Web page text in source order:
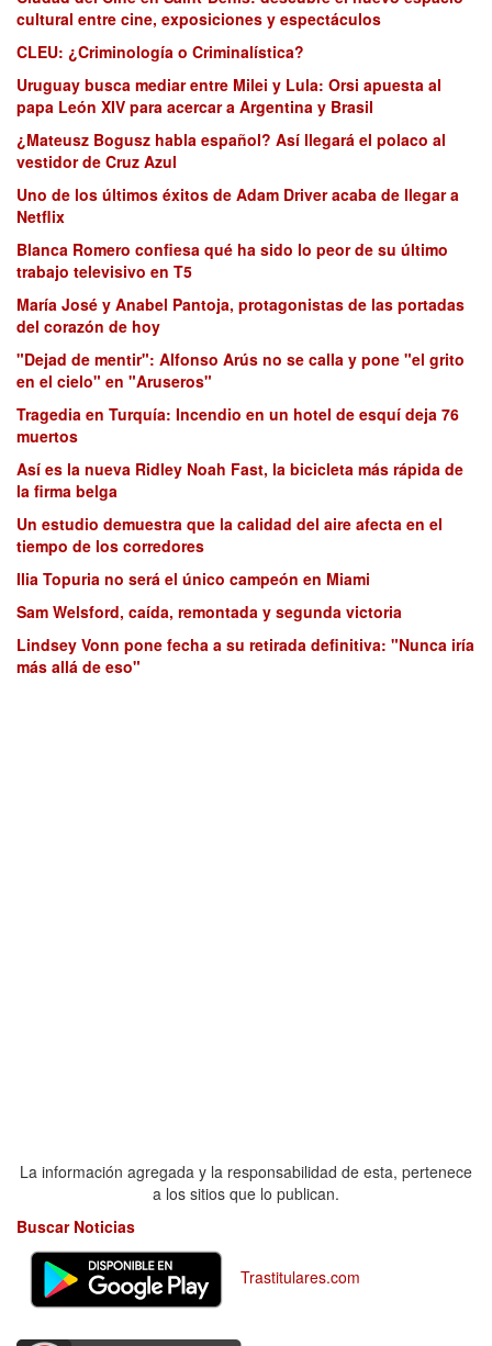
cultural entre cine, exposiciones y espectáculos
CLEU: ¿Criminología o Criminalística?
Uruguay busca mediar entre Milei y Lula: Orsi apuesta al
papa León XIV para acercar a Argentina y Brasil
¿Mateusz Bogusz habla español? Así llegará el polaco al
vestidor de Cruz Azul
Uno de los últimos éxitos de Adam Driver acaba de llegar a
Netflix
Blanca Romero confiesa qué ha sido lo peor de su último
trabajo televisivo en T5
María José y Anabel Pantoja, protagonistas de las portadas
del corazón de hoy
"Dejad de mentir": Alfonso Arús no se calla y pone "el grito
en el cielo" en "Aruseros"
Tragedia en Turquía: Incendio en un hotel de esquí deja 76
muertos
Así es la nueva Ridley Noah Fast, la bicicleta más rápida de
la firma belga
Un estudio demuestra que la calidad del aire afecta en el
tiempo de los corredores
Ilia Topuria no será el único campeón en Miami
Sam Welsford, caída, remontada y segunda victoria
Lindsey Vonn pone fecha a su retirada definitiva: "Nunca iría
más allá de eso"
La información agregada y la responsabilidad de esta, pertenece
a los sitios que lo publican.
Buscar Noticias
Trastitulares.com